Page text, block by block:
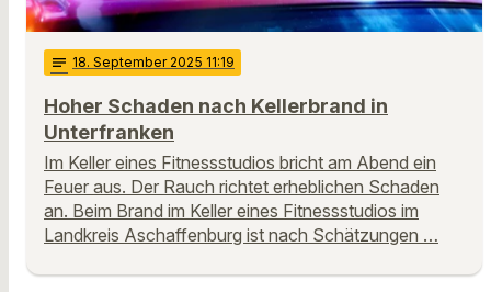
notes 18. September 2025 11:19
Hoher Schaden nach Kellerbrand in
Unterfranken
Im Keller eines Fitnessstudios bricht am Abend ein
Feuer aus. Der Rauch richtet erheblichen Schaden
an. Beim Brand im Keller eines Fitnessstudios im
Landkreis Aschaffenburg ist nach Schätzungen …